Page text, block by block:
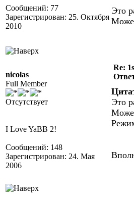
Сообщений: 77
Зарегистрирован: 25. Октября
2010
Это
nicolas
Full Member
Отсутствует
I Love YaBB 2!
Сообщений: 148
Зарегистрирован: 24. Мая
2006
Re:
Это